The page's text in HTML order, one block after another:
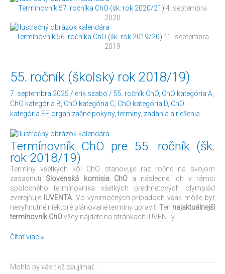
Termínovník 57. ročníka ChO (šk. rok 2020/21) 4. septembra
2020
Termínovník 56. ročníka ChO (šk. rok 2019/20) 11. septembra
2019
55. ročník (školský rok 2018/19)
7. septembra 2025 / erik.szabo / 55. ročník ChO ChO kategória A
ChO kategória B ChO kategória C ChO kategória D ChO
kategória EF, organizačné pokyny,termíny, zadania a riešenia
Termínovník ChO pre 55. ročník (šk.
rok 2018/19)
Termíny všetkých kôl ChO stanovuje raz ročne na svojom
zasadnutí Slovenská komisia ChOa následne ich v rámci
spoločného termínovníka všetkých predmetových olympiád
zverejňuje IUVENTA. Vo výnimočných prípadoch však môže byť
nevyhnutné niektoré plánované termíny upraviť. Ten najaktuálnejší
termínovník ChOvždy nájdete na stránkach IUVENTy.
55.
ročník
(školský
rok
2018/19)
Čítať viac »
Mohlo by vás tiež zaujímať…